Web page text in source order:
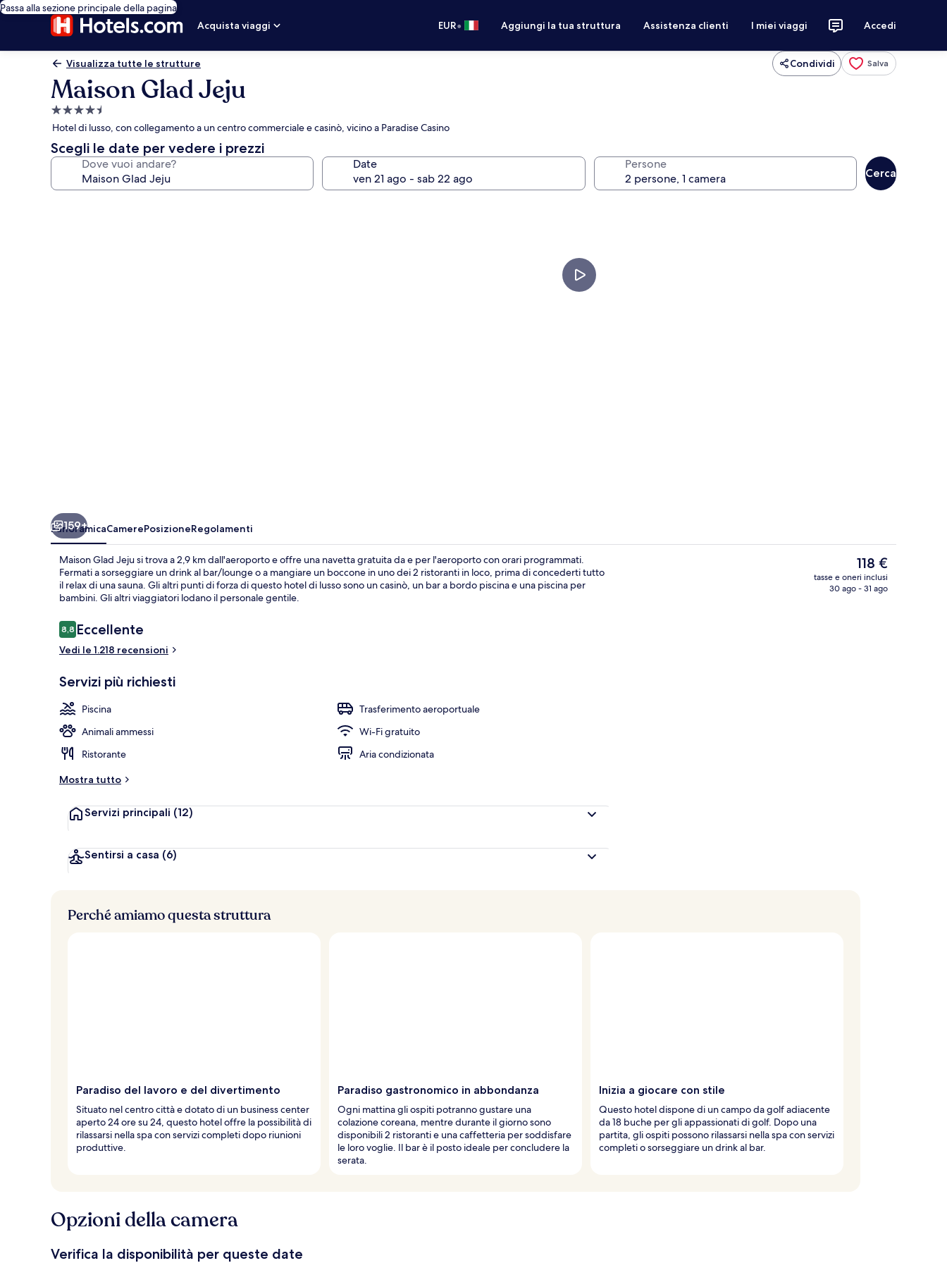
Passa alla sezione principale della pagina
Acquista viaggi
EUR• Aggiungi la tua struttura Assistenza clienti I miei viaggi Accedi
Visualizza tutte le strutture Condividi Salva
Maison Glad Jeju
Struttura
a
4.5
stelle
Hotel di lusso, con collegamento a un centro commerciale e casinò, vicino a Paradise Casino
Scegli le date per vedere i prezzi
Dove vuoi andare? Date Persone
Cerca
2 ristoranti; aperti a colazione, a
159+
PanoramicaCamerePosizioneRegolamenti
Maison Glad Jeju si trova a 2,9 km dall'aeroporto e offre una navetta gratuita da e per l'aeroporto con orari programmati.
Fermati a sorseggiare un drink al bar/lounge o a mangiare un boccone in uno dei 2 ristoranti in loco, prima di concederti tutto
il relax di una sauna. Gli altri punti di forza di questo hotel di lusso sono un casinò, un bar a bordo piscina e una piscina per
bambini. Gli altri viaggiatori lodano il personale gentile.
Recensioni
8,88,8 su 10
Eccellente
Vedi le 1.218 recensioni
Servizi più richiesti
Piscina
Trasferimento aeroportuale
Animali ammessi
Wi-Fi gratuito
Ristorante
Aria condizionata
Mostra tutto
Servizi principali (12)
Sentirsi a casa (6)
Il
prezzo
attuale
118 €
tasse e oneri inclusi
30 ago - 31 ago
Perché amiamo questa struttura
Paradiso del lavoro e del divertimento
Situato nel centro città e dotato di un business center
aperto 24 ore su 24, questo hotel offre la possibilità di
rilassarsi nella spa con servizi completi dopo riunioni
produttive.
Paradiso gastronomico in abbondanza
Ogni mattina gli ospiti potranno gustare una
colazione coreana, mentre durante il giorno sono
disponibili 2 ristoranti e una caffetteria per soddisfare
le loro voglie. Il bar è il posto ideale per concludere la
serata.
Inizia a giocare con stile
Questo hotel dispone di un campo da golf adiacente
da 18 buche per gli appassionati di golf. Dopo una
partita, gli ospiti possono rilassarsi nella spa con servizi
completi o sorseggiare un drink al bar.
Opzioni della camera
Verifica la disponibilità per queste date